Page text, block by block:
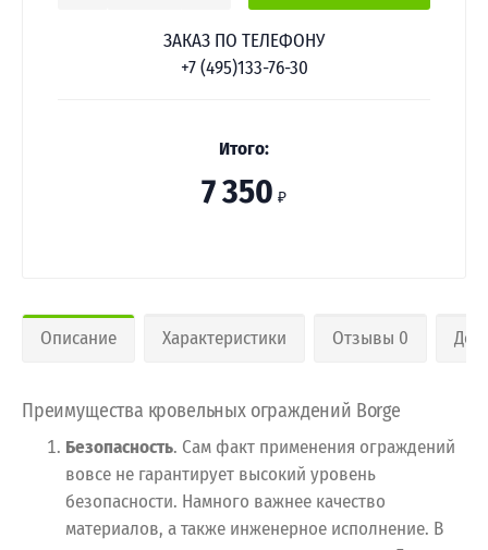
ЗАКАЗ ПО ТЕЛЕФОНУ
+7 (495)133-76-30
Итого:
7 350 ₽
Описание Характеристики Отзывы 0
Преимущества кровельных ограждений Borge
Безопасность. Сам факт применения ограждений
вовсе не гарантирует высокий уровень
безопасности. Намного важнее качество
материалов, а также инженерное исполнение. В